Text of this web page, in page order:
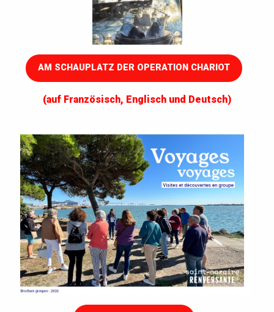
AM SCHAUPLATZ DER OPERATION CHARIOT
(auf Französisch, Englisch und Deutsch)